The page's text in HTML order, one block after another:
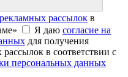
рассылок в
Я даю согласие на
для получения
в соответствии с
персональных данных